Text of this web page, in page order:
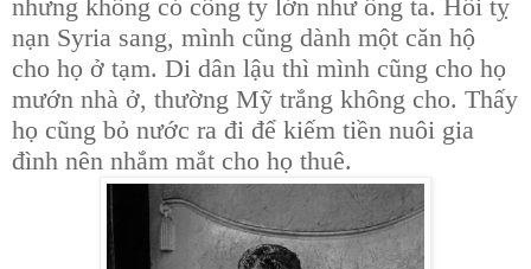
nhưng không có công ty lớn như ông ta. Hồi tỵ
nạn Syria sang, mình cũng dành một căn hộ
cho họ ở tạm. Di dân lậu thì mình cũng cho họ
mướn nhà ở, thường Mỹ trắng không cho. Thấy
họ cũng bỏ nước ra đi để kiếm tiền nuôi gia
đình nên nhắm mắt cho họ thuê.